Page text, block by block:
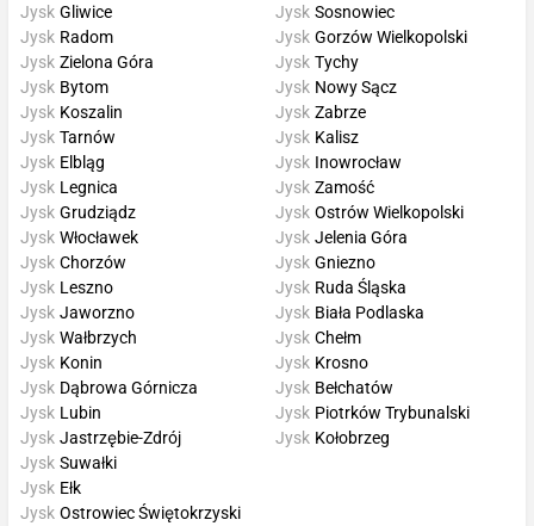
Jysk Gliwice
Jysk Radom
Jysk Sosnowiec
Jysk Gorzów Wielkopolski
Jysk Zielona Góra
Jysk Bytom
Jysk Koszalin
Jysk Tarnów
Jysk Tychy
Jysk Nowy Sącz
Jysk Zabrze
Jysk Kalisz
Jysk Elbląg
Jysk Legnica
Jysk Grudziądz
Jysk Włocławek
Jysk Inowrocław
Jysk Zamość
Jysk Ostrów Wielkopolski
Jysk Jelenia Góra
Jysk Chorzów
Jysk Leszno
Jysk Jaworzno
Jysk Wałbrzych
Jysk Gniezno
Jysk Ruda Śląska
Jysk Biała Podlaska
Jysk Chełm
Jysk Konin
Jysk Dąbrowa Górnicza
Jysk Lubin
Jysk Jastrzębie-Zdrój
Jysk Krosno
Jysk Bełchatów
Jysk Piotrków Trybunalski
Jysk Kołobrzeg
Jysk Suwałki
Jysk Ełk
Jysk Ostrowiec Świętokrzyski